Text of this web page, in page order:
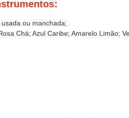
ou manchada;
Chá; Azul Caribe; Amarelo Limão;